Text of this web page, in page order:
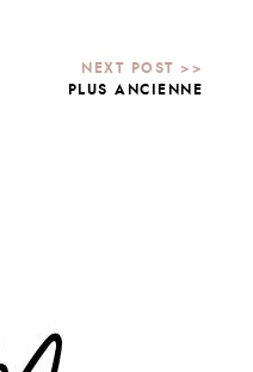
PLUS ANCIENNE